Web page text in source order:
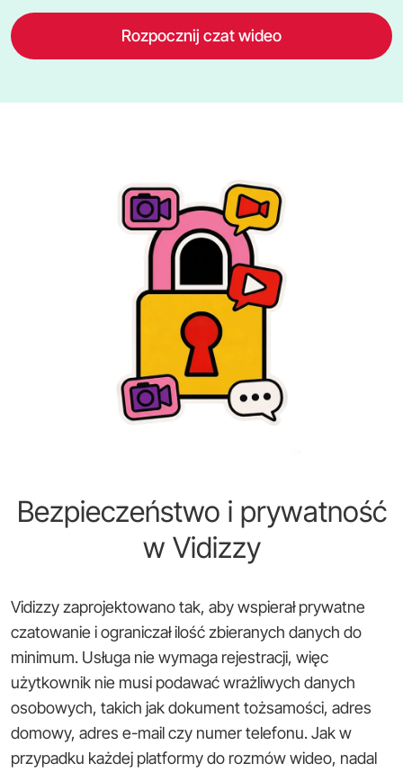
Rozpocznij czat wideo
Bezpieczeństwo i prywatność
w Vidizzy
Vidizzy zaprojektowano tak, aby wspierał prywatne
czatowanie i ograniczał ilość zbieranych danych do
minimum. Usługa nie wymaga rejestracji, więc
użytkownik nie musi podawać wrażliwych danych
osobowych, takich jak dokument tożsamości, adres
domowy, adres e-mail czy numer telefonu. Jak w
przypadku każdej platformy do rozmów wideo, nadal